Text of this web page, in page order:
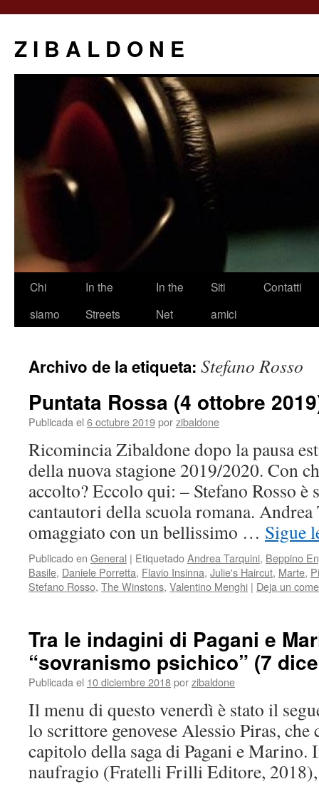
Z I B A L D O N E
Saltar
Chi
siamo
In the
Streets
In the
Net
Siti
amici
Contatti
Archivo de la etiqueta: Stefano Rosso
Puntata Rossa (4 ottobre
Publicada el 6 octubre 2019porzibaldone
Ricomincia Zibaldone dopo la pausa
della nuova stagione 2019/2020. Con
accolto? Eccolo qui: – Stefano Rosso è
cantautori della scuola romana.
omaggiato con un bellissimo … Sigue
Publicado en General | EtiquetadoAndrea Tarquini, Beppino
Basile, Daniele Porretta, Flavio Insinna, Julie's Haircut, Marte,
Stefano Rosso, The Winstons, Valentino Menghi | Deja un
Tra le indagini di Pagani e
“sovranismo psichico” (7
Publicada el 10 diciembre 2018porzibaldone
Il menu di questo venerdì è stato il
lo scrittore genovese Alessio Piras, che
capitolo della saga di Pagani e
naufragio (Fratelli Frilli Editore,